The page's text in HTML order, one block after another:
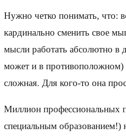
Нужно четко понимать, что:
кардинально сменить свое
мысли работать абсолютно в
может и в противоположном)
сложная. Для кого-то она
Миллион профессиональных
специальным образованием!)